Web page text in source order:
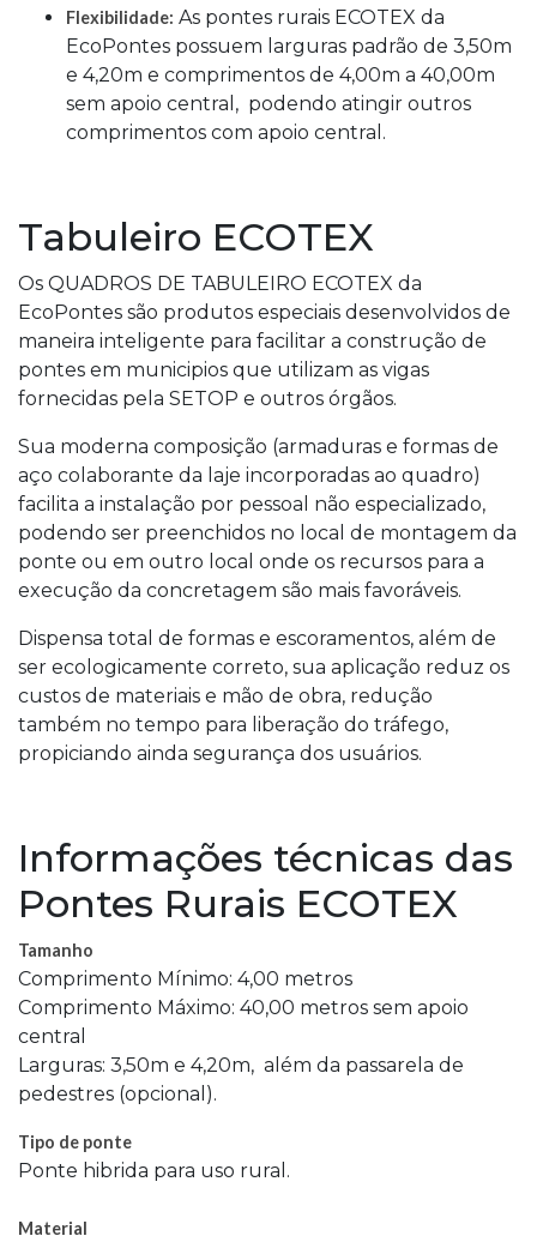
Flexibilidade: As pontes rurais ECOTEX da
EcoPontes possuem larguras padrão de 3,50m
e 4,20m e comprimentos de 4,00m a 40,00m
sem apoio central, podendo atingir outros
comprimentos com apoio central.
Tabuleiro ECOTEX
Os QUADROS DE TABULEIRO ECOTEX da
EcoPontes são produtos especiais desenvolvidos de
maneira inteligente para facilitar a construção de
pontes em municipios que utilizam as vigas
fornecidas pela SETOP e outros órgãos.
Sua moderna composição (armaduras e formas de
aço colaborante da laje incorporadas ao quadro)
facilita a instalação por pessoal não especializado,
podendo ser preenchidos no local de montagem da
ponte ou em outro local onde os recursos para a
execução da concretagem são mais favoráveis.
Dispensa total de formas e escoramentos, além de
ser ecologicamente correto, sua aplicação reduz os
custos de materiais e mão de obra, redução
também no tempo para liberação do tráfego,
propiciando ainda segurança dos usuários.
Informações técnicas das
Pontes Rurais ECOTEX
Tamanho
Comprimento Mínimo: 4,00 metros
Comprimento Máximo: 40,00 metros sem apoio
central
Larguras: 3,50m e 4,20m, além da passarela de
pedestres (opcional).
Tipo de ponte
Ponte hibrida para uso rural.
Material